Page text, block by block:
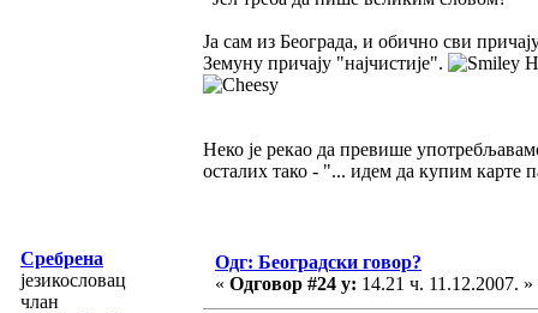
Ја сам из Београда, и обично сви
Земуну причају "најчистије".
Неко је рекао да превише
осталих тако - "... идем да купим карте
Сребрена
језикословац
члан
Одг: Београдски говор?
« Одговор #24 у: 14.21 ч. 11.12.2007. »